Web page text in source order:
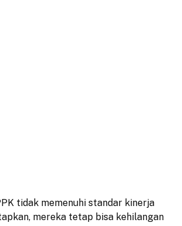
tidak memenuhi standar kinerja
mereka tetap bisa kehilangan